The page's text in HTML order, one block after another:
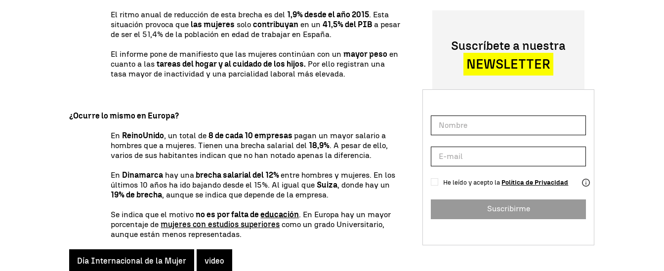
El ritmo anual de reducción de esta brecha es del 1,9% desde el año 2015. Esta
situación provoca que las mujeres solocontribuyan en un41,5% del PIB a pesar
de ser el 51,4% de la población en edad de trabajar en España.
El informe pone de manifiesto que las mujeres continúan con unmayor peso en
cuanto a lastareas del hogar y al cuidado de los hijos. Por ello registran una
tasa mayor de inactividad y una parcialidad laboral más elevada.
¿Ocurre lo mismo en Europa?
En ReinoUnido, un total de8 de cada 10 empresaspagan un mayor salario a
hombres que a mujeres. Tienen una brecha salarial del 18,9%. A pesar de ello,
varios de sus habitantes indican que no han notado apenas la diferencia.
En Dinamarca hay unabrecha salarial del 12%entre hombres y mujeres. En los
últimos 10 años ha ido bajando desde el 15%. Al igual queSuiza, donde hay un
19% de brecha, aunque se indica que depende de la empresa.
Se indica que el motivono es por falta deeducación. En Europa hay un mayor
porcentaje demujeres con estudios superiores como un grado Universitario,
aunque están menos representadas.
Día Internacional de la Mujer video
Suscríbete a nuestra
NEWSLETTER
He leído y acepto la Política de Privacidad
Suscribirme